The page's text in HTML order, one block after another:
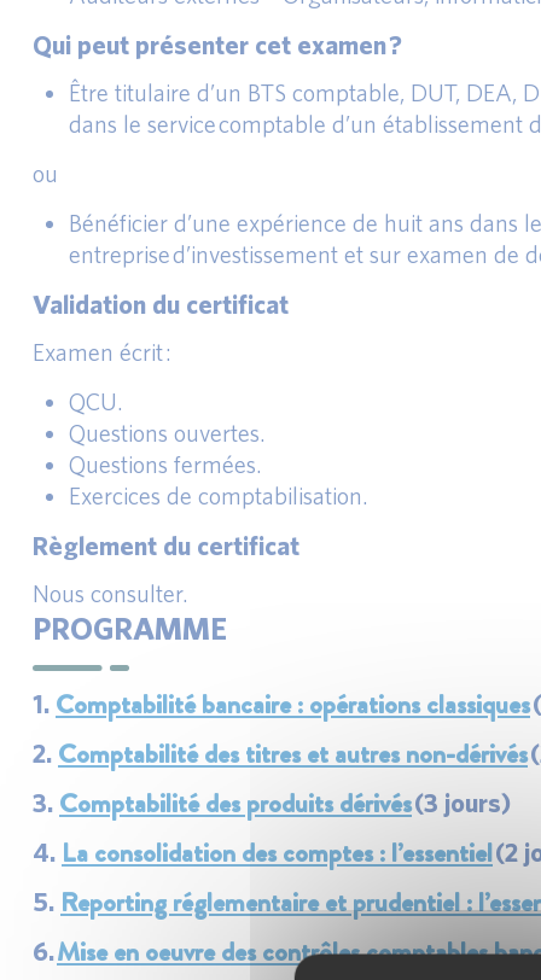
Qui peut présenter cet examen ?
Être titulaire d’un BTS comptable, DUT, DEA,
dans le service comptable d’un établissement
ou
Bénéficier d’une expérience de huit ans dans
entreprise d’investissement et sur examen de
Validation du certificat
Examen écrit :
QCU.
Questions ouvertes.
Questions fermées.
Exercices de comptabilisation.
Règlement du certificat
Nous consulter.
PROGRAMME
1. Comptabilité bancaire : opérations classiques
2. Comptabilité des titres et autres non-dérivés
3. Comptabilité des produits dérivés(3 jours)
4. La consolidation des comptes : l’essentiel(2
5. Reporting réglementaire et prudentiel :
6.Mise en oeuvre des contrôles comptables